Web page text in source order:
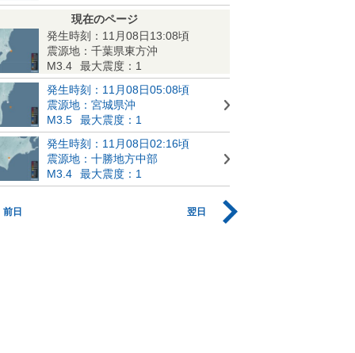
現在のページ
発生時刻：11月08日13:08頃
震源地：千葉県東方沖
M3.4
最大震度：1
発生時刻：11月08日05:08頃
震源地：宮城県沖
M3.5
最大震度：1
発生時刻：11月08日02:16頃
震源地：十勝地方中部
M3.4
最大震度：1
前日 翌日